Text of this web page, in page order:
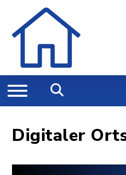
Digitaler